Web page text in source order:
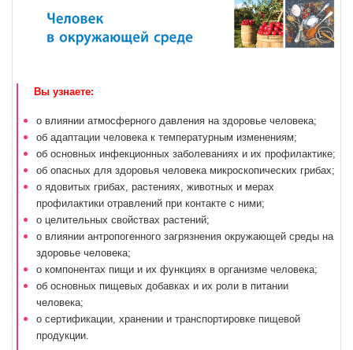
Вы узнаете:
о влиянии атмосферного давления на здоровье человека;
об адаптации человека к температурным изменениям;
об основных инфекционных заболеваниях и их профилактике;
об опасных для здоровья человека микроскопических грибах;
о ядовитых грибах, растениях, животных и мерах
профилактики отравлений при контакте с ними;
о целительных свойствах растений;
о влиянии антропогенного загрязнения окружающей среды на
здоровье человека;
о компонентах пищи и их функциях в организме человека;
об основных пищевых добавках и их роли в питании
человека;
о сертификации, хранении и транспортировке пищевой
продукции.